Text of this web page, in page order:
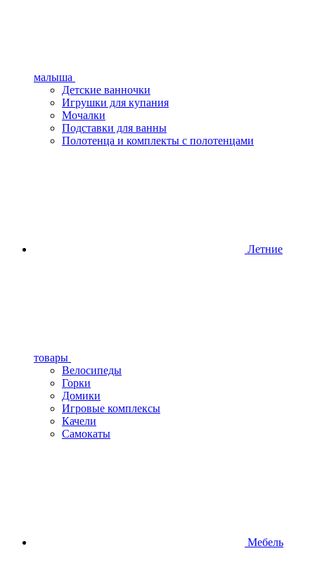
малыша
Детские ванночки
Игрушки для купания
Мочалки
Подставки для ванны
Полотенца и комплекты с полотенцами
Летние
товары
Велосипеды
Горки
Домики
Игровые комплексы
Качели
Самокаты
Мебель